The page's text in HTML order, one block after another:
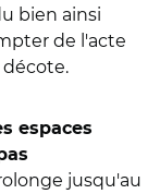
bien ainsi
de l'acte
espaces
jusqu'au